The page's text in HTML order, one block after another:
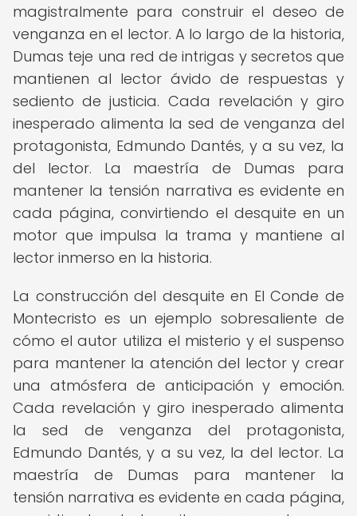
magistralmente para construir el deseo de
venganza en el lector. A lo largo de la historia,
Dumas teje una red de intrigas y secretos que
mantienen al lector ávido de respuestas y
sediento de justicia. Cada revelación y giro
inesperado alimenta la sed de venganza del
protagonista, Edmundo Dantés, y a su vez, la
del lector. La maestría de Dumas para
mantener la tensión narrativa es evidente en
cada página, convirtiendo el desquite en un
motor que impulsa la trama y mantiene al
lector inmerso en la historia.
La construcción del desquite en El Conde de
Montecristo es un ejemplo sobresaliente de
cómo el autor utiliza el misterio y el suspenso
para mantener la atención del lector y crear
una atmósfera de anticipación y emoción.
Cada revelación y giro inesperado alimenta
la sed de venganza del protagonista,
Edmundo Dantés, y a su vez, la del lector. La
maestría de Dumas para mantener la
tensión narrativa es evidente en cada página,